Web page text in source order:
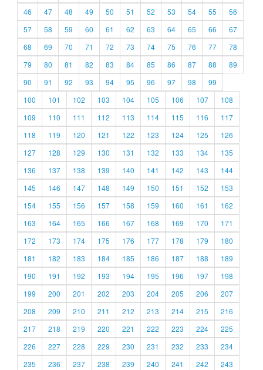
46
47 48 49 50 51 52 53 54 55
56
57
58 59 60 61 62 63 64 65 66
67
68
69 70 71 72 73 74 75 76 77
78
79
80 81 82 83 84 85 86 87 88
89
90
91 92 93 94 95 96 97 98
99
100
101 102 103 104 105 106 107
108
109
110 111 112 113 114 115 116
117
118
119 120 121 122 123 124 125
126
127
128 129 130 131 132 133 134
135
136
137 138 139 140 141 142 143
144
145
146 147 148 149 150 151 152
153
154
155 156 157 158 159 160 161
162
163
164 165 166 167 168 169 170
171
172
173 174 175 176 177 178 179
180
181
182 183 184 185 186 187 188
189
190
191 192 193 194 195 196 197
198
199
200 201 202 203 204 205 206
207
208
209 210 211 212 213 214 215
216
217
218 219 220 221 222 223 224
225
226
227 228 229 230 231 232 233
234
235
236 237 238 239 240 241 242
243